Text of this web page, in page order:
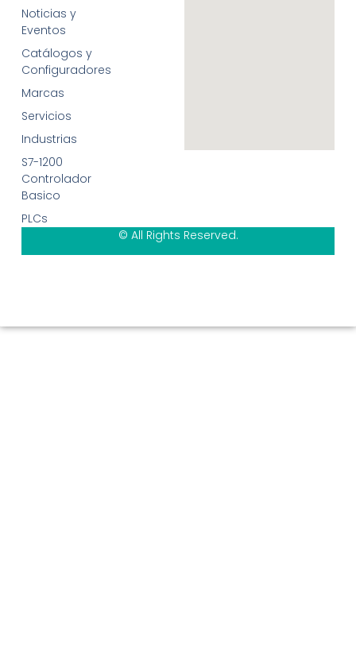
Noticias y
Eventos
Catálogos y
Configuradores
Marcas
Servicios
Industrias
S7-1200
Controlador
Basico
PLCs
© All Rights Reserved.